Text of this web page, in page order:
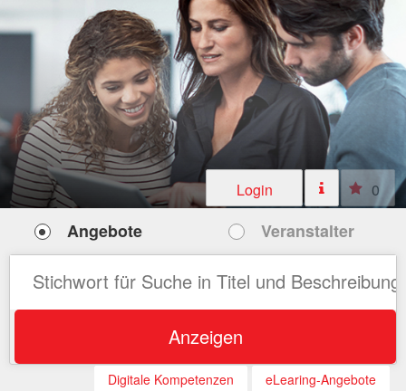
Login 0
Angebote Veranstalter
Anzeigen
Digitale Kompetenzen
eLearing-Angebote